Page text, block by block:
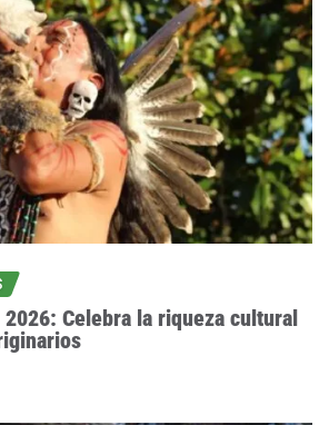
2026: Celebra la riqueza cultural